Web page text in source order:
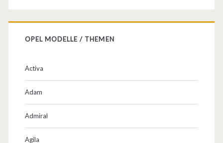
T
u
i
OPEL MODELLE / THEMEN
Activa
Adam
Admiral
Agila